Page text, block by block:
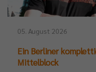
05. August 2026
Ein Berliner
Mittelblock